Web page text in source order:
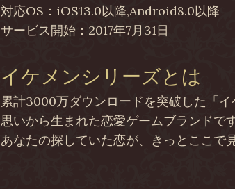
対応OS：iOS13.0以降,Android8.0以降
サービス開始：2017年7月31日
イケメンシリーズとは
累計3000万ダウンロードを突破した「
思いから生まれた恋愛ゲームブランドです
あなたの探していた恋が、きっとここで